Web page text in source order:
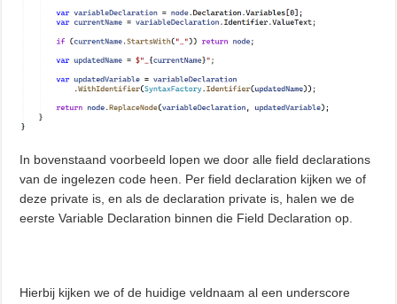
In bovenstaand voorbeeld lopen we door alle field declarations
van de ingelezen code heen. Per field declaration kijken we of
deze private is, en als de declaration private is, halen we de
eerste Variable Declaration binnen die Field Declaration op.
Hierbij kijken we of de huidige veldnaam al een underscore